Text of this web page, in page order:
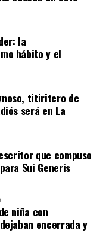
la
hábito y el
titiritero de
será en La
que compuso
Sui Generis
niña con
encerrada y